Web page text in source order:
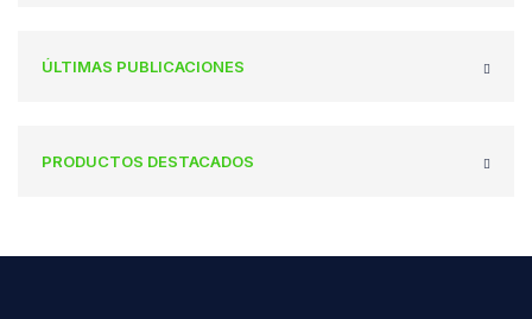
ÚLTIMAS PUBLICACIONES
PRODUCTOS DESTACADOS